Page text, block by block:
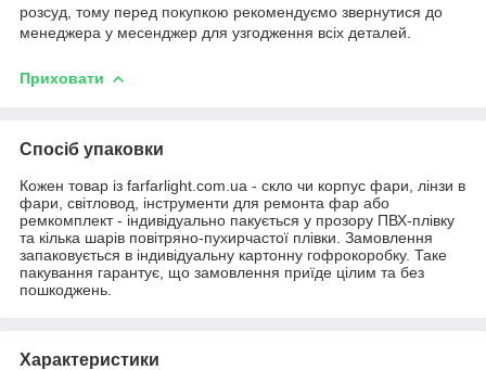
розсуд, тому перед покупкою рекомендуємо звернутися до
менеджера у месенджер для узгодження всіх деталей.
Приховати
Спосіб упаковки
Кожен товар із farfarlight.com.ua - скло чи корпус фари, лінзи в
фари, світловод, інструменти для ремонта фар або
ремкомплект - індивідуально пакується у прозору ПВХ-плівку
та кілька шарів повітряно-пухирчастої плівки. Замовлення
запаковується в індивідуальну картонну гофрокоробку. Таке
пакування гарантує, що замовлення приїде цілим та без
пошкоджень.
Характеристики